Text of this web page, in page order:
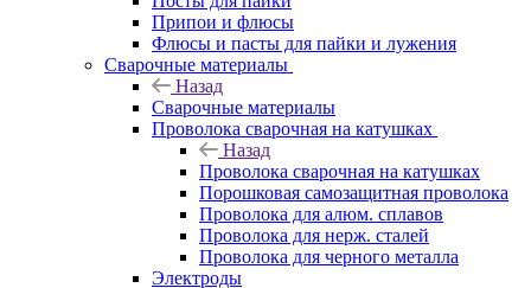
Припои и флюсы
Флюсы и пасты для пайки и лужения
Сварочные материалы
Назад
Сварочные материалы
Проволока сварочная на катушках
Назад
Проволока сварочная на катушках
Порошковая самозащитная проволока
Проволока для алюм. сплавов
Проволока для нерж. сталей
Проволока для черного металла
Электроды